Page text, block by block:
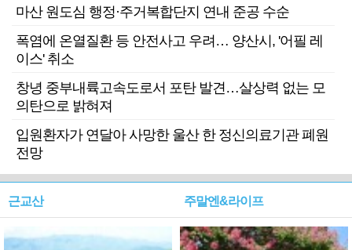
마산 원도심 행정·주거복합단지 연내 준공 수순
폭염에 온열질환 등 안전사고 우려… 양산시, '어필 레
이스' 취소
창녕 중부내륙고속도로서 포탄 발견…살상력 없는 모
의탄으로 밝혀져
입원환자가 연달아 사망한 울산 한 정신의료기관 폐원
전망
근교산 주말엔&라이프